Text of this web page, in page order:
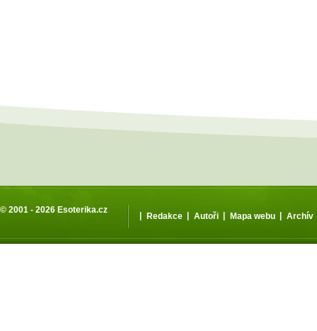
© 2001 - 2026 Esoterika.cz
| Redakce | Autoři | Mapa webu | Archív